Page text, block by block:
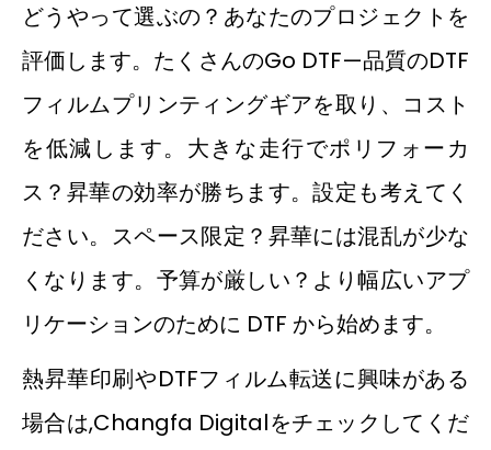
どうやって選ぶの？あなたのプロジェクトを
評価します。たくさんのGo DTF—品質のDTF
フィルムプリンティングギアを取り、コスト
を低減します。大きな走行でポリフォーカ
ス？昇華の効率が勝ちます。設定も考えてく
ださい。スペース限定？昇華には混乱が少な
くなります。予算が厳しい？より幅広いアプ
リケーションのために DTF から始めます。
熱昇華印刷やDTFフィルム転送に興味がある
場合は,Changfa Digitalをチェックしてくだ